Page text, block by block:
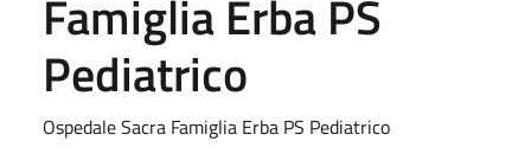
Famiglia Erba PS
Pediatrico
Ospedale Sacra Famiglia Erba PS Pediatrico